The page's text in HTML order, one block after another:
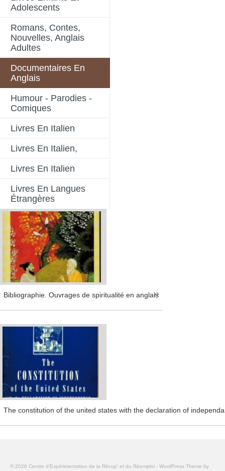
Adolescents
Romans, Contes,
Nouvelles, Anglais
Adultes
Documentaires En
Anglais
Humour - Parodies -
Comiques
Livres En Italien
Livres En Italien,
Livres En Italien
Livres En Langues
Étrangères
Bibliographie. Ouvrages de spiritualité en anglais
The constitution of the united states with the declaration of
© 2026 Centre d'Expérimentation de la Récup' et du Réemploi - WordPress Theme by